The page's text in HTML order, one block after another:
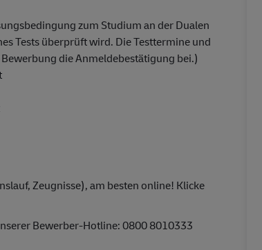
zum Studium an der Dualen
Tests überprüft wird. Die Testtermine und
die Anmeldebestätigung bei.)
Zeugnisse), am besten online! Klicke
Bewerber-Hotline: 0800 8010333